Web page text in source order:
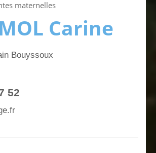
maternelles
Carine
Bouyssoux
52
.fr